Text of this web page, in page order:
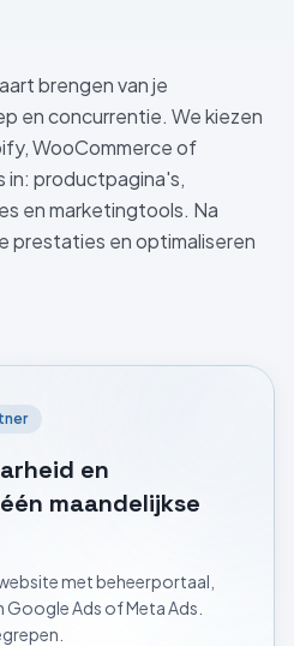
brengen van je
en concurrentie. We kiezen
WooCommerce of
in: productpagina's,
en marketingtools. Na
prestaties en optimaliseren
en
maandelijkse
met beheerportaal,
Google Ads of Meta Ads.